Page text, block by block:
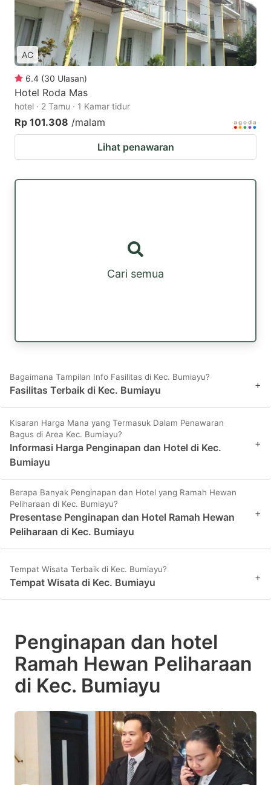
AC
6.4 (30 Ulasan)
Hotel Roda Mas
hotel · 2 Tamu · 1 Kamar tidur
Rp 101.308 /malam
Lihat penawaran
Cari semua
Bagaimana Tampilan Info Fasilitas di Kec. Bumiayu?
Fasilitas Terbaik di Kec. Bumiayu +
Kisaran Harga Mana yang Termasuk Dalam Penawaran
Bagus di Area Kec. Bumiayu?
Informasi Harga Penginapan dan Hotel di Kec.
Bumiayu
+
Berapa Banyak Penginapan dan Hotel yang Ramah Hewan
Peliharaan di Kec. Bumiayu?
Presentase Penginapan dan Hotel Ramah Hewan
Peliharaan di Kec. Bumiayu
+
Tempat Wisata Terbaik di Kec. Bumiayu?
Tempat Wisata di Kec. Bumiayu +
Penginapan dan hotel
Ramah Hewan Peliharaan
di Kec. Bumiayu